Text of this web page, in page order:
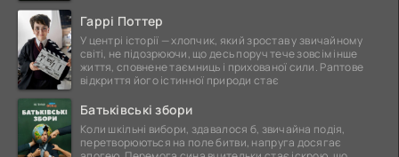
Гаррі Поттер
У центрі історії — хлопчик, який зростав у звичайному
світі, не підозрюючи, що десь поруч тече зовсім інше
життя, сповнене таємниць і прихованої сили. Раптове
відкриття його істинної природи стає
Батьківські збори
Коли шкільні вибори, здавалося б, звичайна подія,
перетворюються на поле битви, напруга досягає